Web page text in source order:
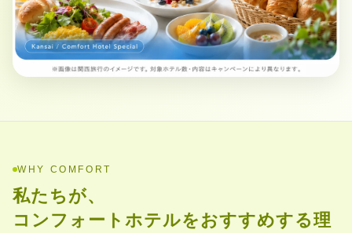
WHY COMFORT
私たちが、
コンフォートホテルをおすすめする理